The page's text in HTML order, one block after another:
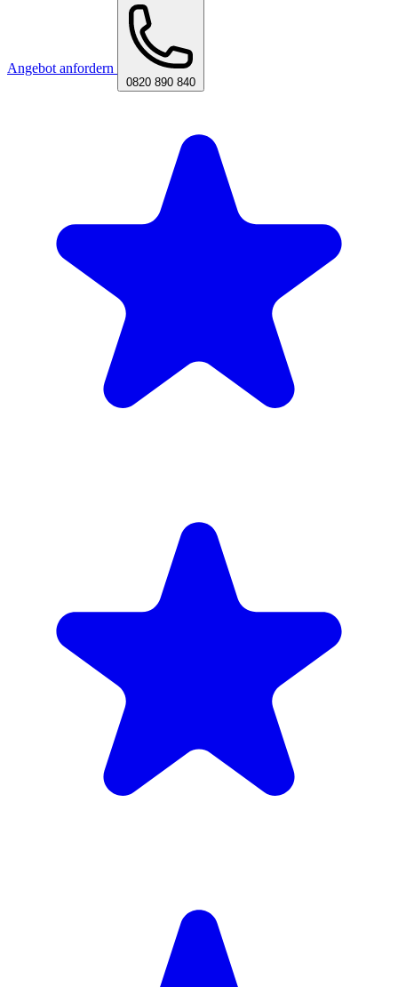
Angebot anfordern
0820 890 840